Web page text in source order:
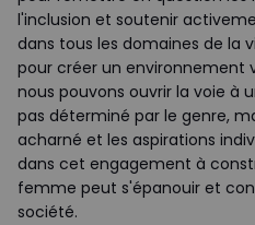
l'inclusion et soutenir
dans tous les domaines de la
pour créer un environnement
nous pouvons ouvrir la voie à
pas déterminé par le genre,
acharné et les aspirations
dans cet engagement à
femme peut s'épanouir et
société.